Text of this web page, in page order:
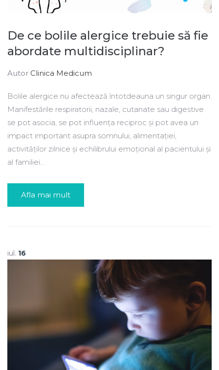
De ce bolile alergice trebuie să fie
abordate multidisciplinar?
Autor Clinica Medicum
Bolile alergice nu afectează întotdeauna un singur organ.
Manifestările respiratorii, nazale, cutanate sau digestive
se pot asocia, se pot influența reciproc și pot avea un
impact important asupra somnului, alimentației,
activităților zilnice și echilibrului emoțional al pacientului și
al familiei...
Afla mai mult
iul. 16